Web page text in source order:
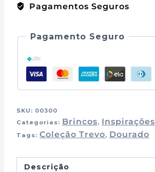
Pagamentos Seguros
Pagamento Seguro
SKU: 00300
Categorias: Brincos, Inspirações
Tags: Coleção Trevo, Dourado
Descrição